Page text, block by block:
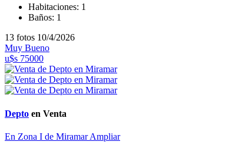
Habitaciones: 1
Baños: 1
13 fotos 10/4/2026
Muy Bueno
u$s 75000
Depto en Venta
En Zona I de MiramarAmpliar